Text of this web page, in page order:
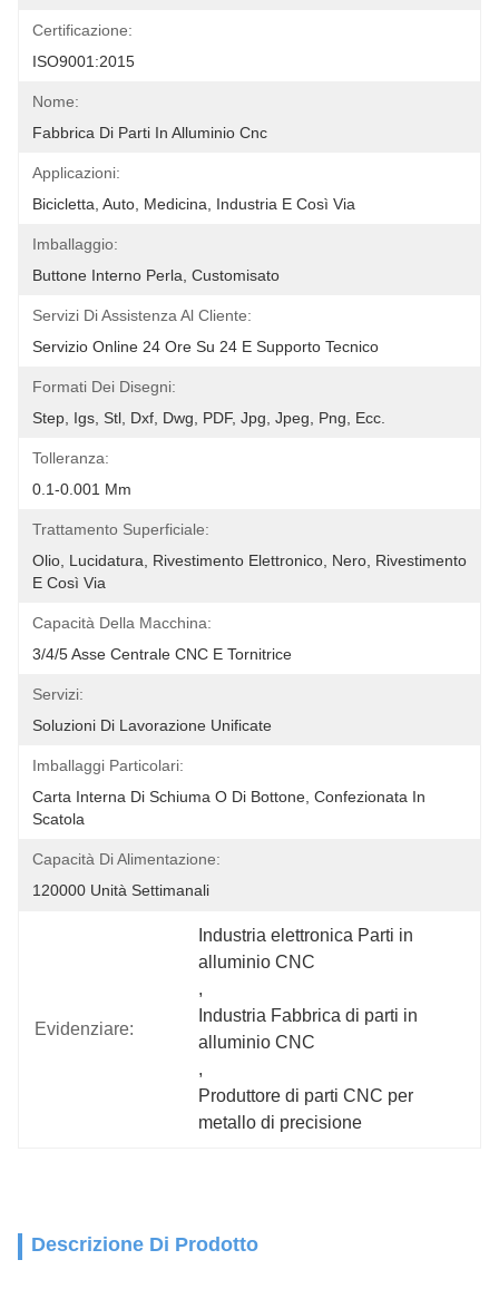
Certificazione:
ISO9001:2015
Nome:
Fabbrica Di Parti In Alluminio Cnc
Applicazioni:
Bicicletta, Auto, Medicina, Industria E Così Via
Imballaggio:
Buttone Interno Perla, Customisato
Servizi Di Assistenza Al Cliente:
Servizio Online 24 Ore Su 24 E Supporto Tecnico
Formati Dei Disegni:
Step, Igs, Stl, Dxf, Dwg, PDF, Jpg, Jpeg, Png, Ecc.
Tolleranza:
0.1-0.001 Mm
Trattamento Superficiale:
Olio, Lucidatura, Rivestimento Elettronico, Nero, Rivestimento
E Così Via
Capacità Della Macchina:
3/4/5 Asse Centrale CNC E Tornitrice
Servizi:
Soluzioni Di Lavorazione Unificate
Imballaggi Particolari:
Carta Interna Di Schiuma O Di Bottone, Confezionata In
Scatola
Capacità Di Alimentazione:
120000 Unità Settimanali
Evidenziare:
Industria elettronica Parti in
alluminio CNC
,
Industria Fabbrica di parti in
alluminio CNC
,
Produttore di parti CNC per
metallo di precisione
Descrizione Di Prodotto